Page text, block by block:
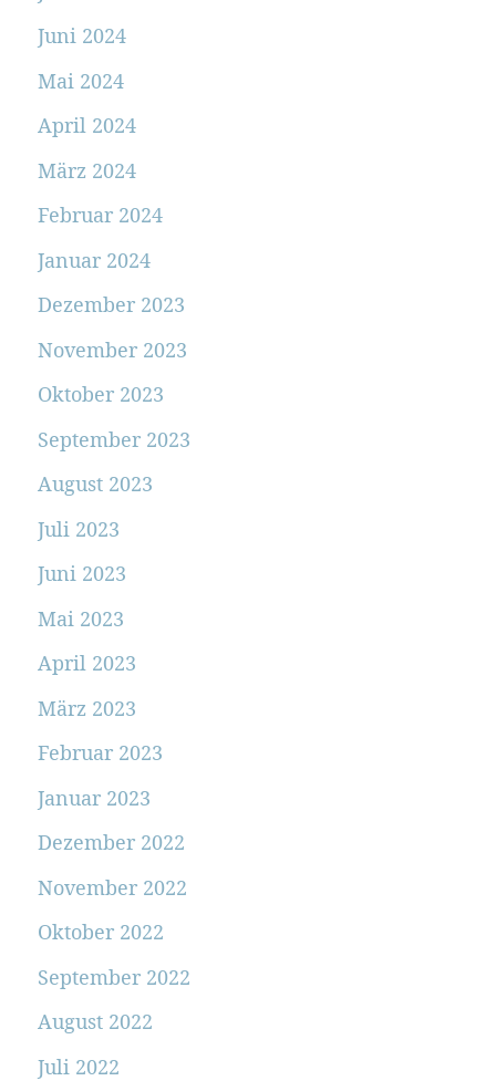
Juni 2024
Mai 2024
April 2024
März 2024
Februar 2024
Januar 2024
Dezember 2023
November 2023
Oktober 2023
September 2023
August 2023
Juli 2023
Juni 2023
Mai 2023
April 2023
März 2023
Februar 2023
Januar 2023
Dezember 2022
November 2022
Oktober 2022
September 2022
August 2022
Juli 2022